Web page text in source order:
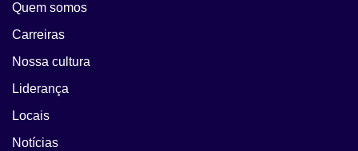
Quem somos
Carreiras
Nossa cultura
Liderança
Locais
Notícias